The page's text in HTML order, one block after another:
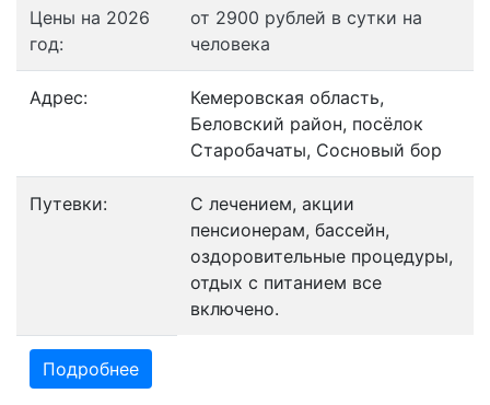
Цены на 2026
год:
от 2900 рублей в сутки на
человека
Адрес:
Кемеровская область,
Беловский район, посёлок
Старобачаты, Сосновый бор
Путевки:
С лечением, акции
пенсионерам, бассейн,
оздоровительные процедуры,
отдых с питанием все
включено.
Подробнее